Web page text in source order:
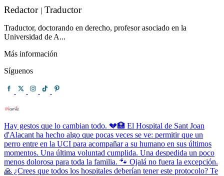
Redactor | Traductor
Traductor, doctorando en derecho, profesor asociado en la
Universidad de A...
Más información
Síguenos
Hay gestos que lo cambian todo. 💔🏥 El Hospital de Sant Joan
d'Alacant ha hecho algo que pocas veces se ve: permitir que un
perro entre en la UCI para acompañar a su humano en sus últimos
momentos. Una última voluntad cumplida. Una despedida un poco
menos dolorosa para toda la familia. 🐾 Ojalá no fuera la excepción.
🙏 ¿Crees que todos los hospitales deberían tener este protocolo? Te